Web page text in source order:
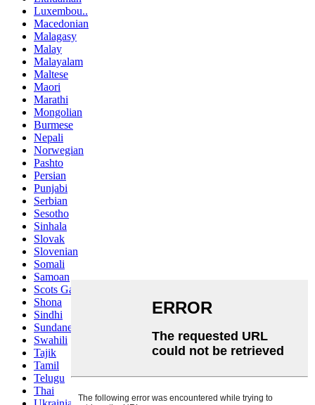
Luxembou..
Macedonian
Malagasy
Malay
Malayalam
Maltese
Maori
Marathi
Mongolian
Burmese
Nepali
Norwegian
Pashto
Persian
Punjabi
Serbian
Sesotho
Sinhala
Slovak
Slovenian
Somali
Samoan
Scots Gaelic
Shona
Sindhi
Sundanese
Swahili
Tajik
Tamil
Telugu
Thai